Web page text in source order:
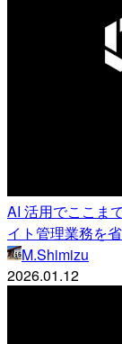
AI 活用でここま
イト管理業務を
M.Shimizu
2026.01.12